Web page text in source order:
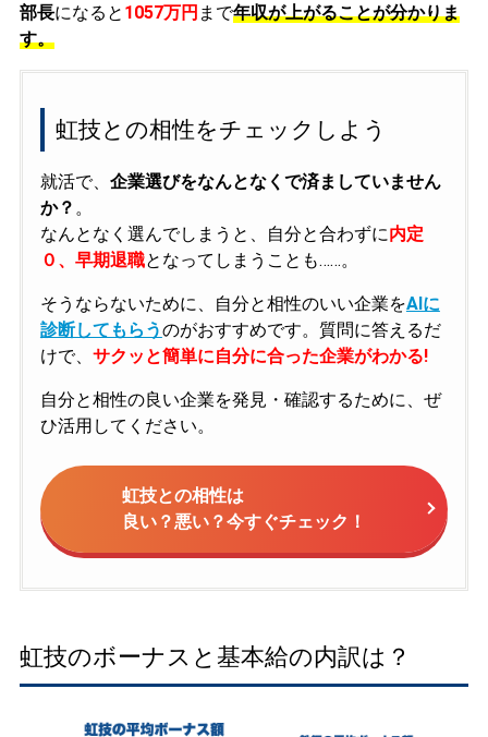
部長になると 1057万円 まで年収が上がることが分かりま
す。
虹技との相性をチェックしよう
就活で、 企業選びをなんとなくで済ましていません
か？ 。
なんとなく選んでしまうと、自分と合わずに内定
０、早期退職となってしまうことも……。
そうならないために、自分と相性のいい企業をAIに
診断してもらうのがおすすめです。質問に答えるだ
けで、 サクッと簡単に自分に合った企業がわかる!
自分と相性の良い企業を発見・確認するために、ぜ
ひ活用してください。
虹技との相性は
良い？悪い？今すぐチェック！
虹技のボーナスと基本給の内訳は？